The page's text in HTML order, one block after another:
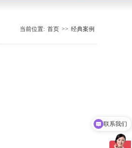
当前位置: 首页 >> 经典案例
联系我们